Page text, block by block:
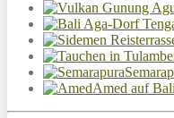
Amed auf Bali